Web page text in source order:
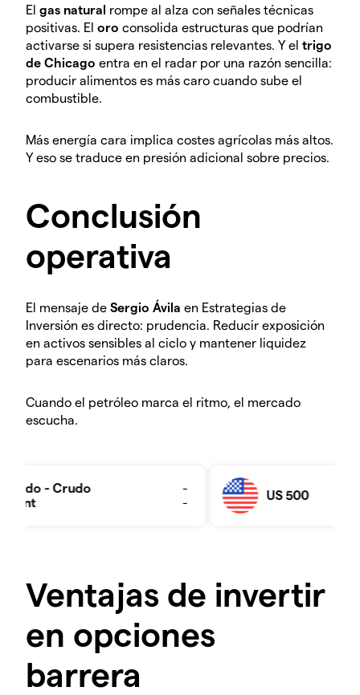
El gas natural rompe al alza con señales técnicas
positivas. El oro consolida estructuras que podrían
activarse si supera resistencias relevantes. Y el trigo
de Chicago entra en el radar por una razón sencilla:
producir alimentos es más caro cuando sube el
combustible.
Más energía cara implica costes agrícolas más altos.
Y eso se traduce en presión adicional sobre precios.
Conclusión
operativa
El mensaje de Sergio Ávila en Estrategias de
Inversión es directo: prudencia. Reducir exposición
en activos sensibles al ciclo y mantener liquidez
para escenarios más claros.
Cuando el petróleo marca el ritmo, el mercado
escucha.
Ventajas de invertir
en opciones
barrera